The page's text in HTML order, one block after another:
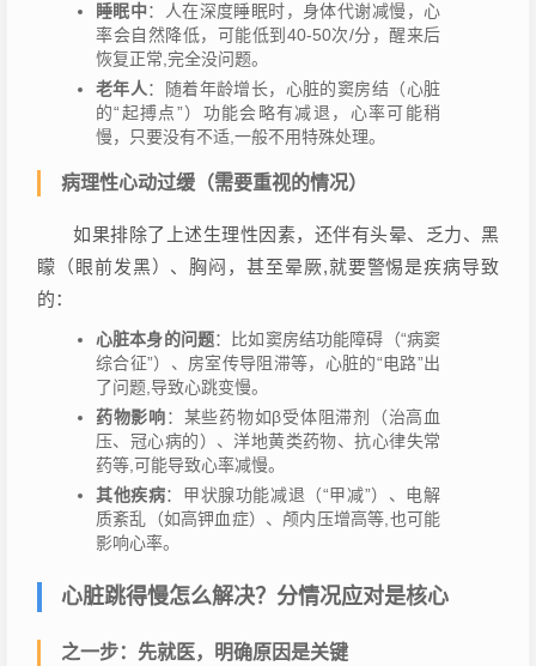
睡眠中：人在深度睡眠时，身体代谢减慢，心
率会自然降低，可能低到40-50次/分，醒来后
恢复正常,完全没问题。
老年人：随着年龄增长，心脏的窦房结（心脏
的“起搏点”）功能会略有减退，心率可能稍
慢，只要没有不适,一般不用特殊处理。
病理性心动过缓（需要重视的情况）
如果排除了上述生理性因素，还伴有头晕、乏力、黑
矇（眼前发黑）、胸闷，甚至晕厥,就要警惕是疾病导致
的：
心脏本身的问题：比如窦房结功能障碍（“病窦
综合征”）、房室传导阻滞等，心脏的“电路”出
了问题,导致心跳变慢。
药物影响：某些药物如β受体阻滞剂（治高血
压、冠心病的）、洋地黄类药物、抗心律失常
药等,可能导致心率减慢。
其他疾病：甲状腺功能减退（“甲减”）、电解
质紊乱（如高钾血症）、颅内压增高等,也可能
影响心率。
心脏跳得慢怎么解决？分情况应对是核心
之一步：先就医，明确原因是关键